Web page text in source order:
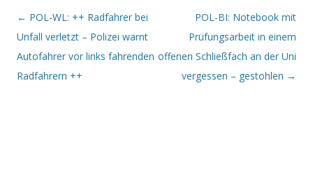
Beitrags-Navigation
← POL-WL: ++ Radfahrer bei
Unfall verletzt – Polizei warnt
Autofahrer vor links fahrenden
Radfahrern ++
POL-BI: Notebook mit
Prüfungsarbeit in einem
offenen Schließfach an der Uni
vergessen – gestohlen →